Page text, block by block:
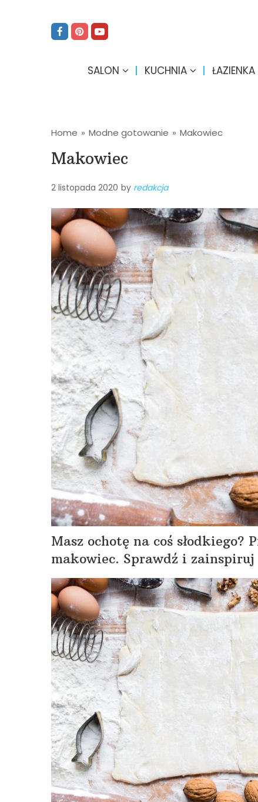
SALON KUCHNIA ŁAZIENKA
Home » Modne gotowanie » Makowiec
Makowiec
2 listopada 2020 by redakcja
Masz ochotę na coś
makowiec. Sprawdź i zainspiruj